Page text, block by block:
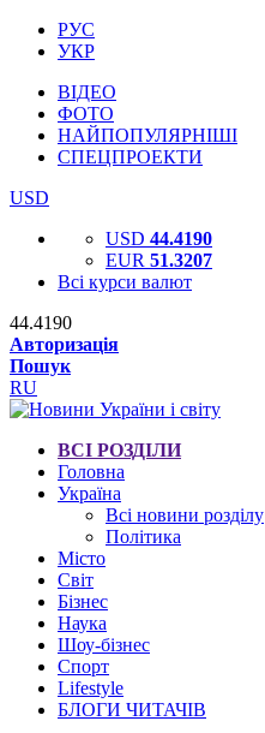
РУС
УКР
ВІДЕО
ФОТО
НАЙПОПУЛЯРНІШІ
СПЕЦПРОЕКТИ
USD
USD 44.4190
EUR 51.3207
Всі курси валют
44.4190
Авторизація
Пошук
RU
ВСІ РОЗДІЛИ
Головна
Україна
Всі новини розділу
Політика
Місто
Світ
Бізнес
Наука
Шоу-бізнес
Спорт
Lifestyle
БЛОГИ ЧИТАЧІВ